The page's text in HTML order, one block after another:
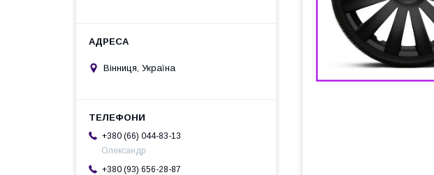
Вінниця, Україна
+380 (66) 044-83-13
Олександр
+380 (93) 656-28-87